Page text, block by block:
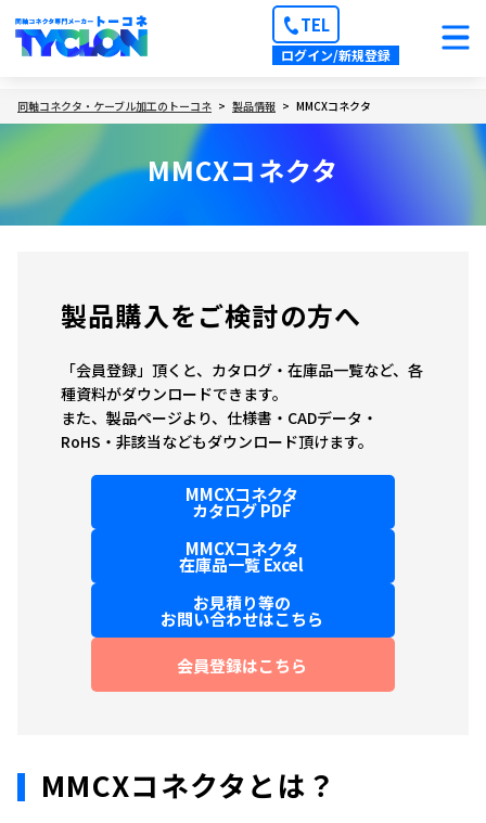
TEL
ログイン/新規登録
同軸コネクタ・ケーブル加工のトーコネ 製品情報 MMCXコネクタ
MMCXコネクタ
製品購入をご検討の方へ
「会員登録」頂くと、カタログ・在庫品一覧など、各
種資料がダウンロードできます。
また、製品ページより、仕様書・CADデータ・
RoHS・非該当などもダウンロード頂けます。
MMCXコネクタ
カタログ PDF
MMCXコネクタ
在庫品一覧 Excel
お見積り等の
お問い合わせはこちら
会員登録はこちら
MMCXコネクタとは？